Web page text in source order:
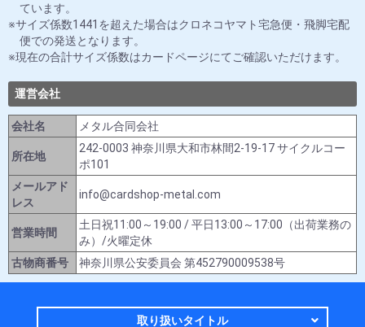
ています。
サイズ係数1441を超えた場合はクロネコヤマト宅急便・飛脚宅配
便での発送となります。
現在の合計サイズ係数はカードページにてご確認いただけます。
運営会社
会社名 メタル合同会社
所在地
242-0003 神奈川県大和市林間2-19-17 サイクルコー
ポ101
メールアド
レス
info@cardshop-metal.com
営業時間
土日祝11:00～19:00 / 平日13:00～17:00（出荷業務の
み）/火曜定休
古物商番号
神奈川県公安委員会 第452790009538号
取り扱いタイトル